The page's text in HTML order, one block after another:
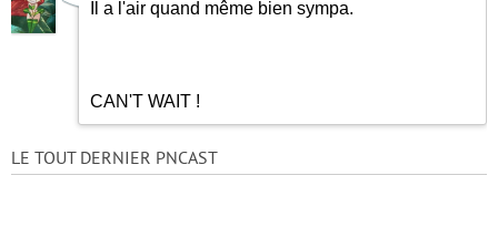
Il a l'air quand même bien sympa.
CAN'T WAIT !
LE TOUT DERNIER PNCAST